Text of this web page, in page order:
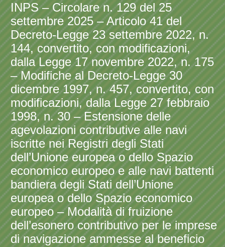
INPS – Circolare n. 129 del 25
settembre 2025 – Articolo 41 del
Decreto-Legge 23 settembre 2022, n.
144, convertito, con modificazioni,
dalla Legge 17 novembre 2022, n. 175
– Modifiche al Decreto-Legge 30
dicembre 1997, n. 457, convertito, con
modificazioni, dalla Legge 27 febbraio
1998, n. 30 – Estensione delle
agevolazioni contributive alle navi
iscritte nei Registri degli Stati
dell’Unione europea o dello Spazio
economico europeo e alle navi battenti
bandiera degli Stati dell’Unione
europea o dello Spazio economico
europeo – Modalità di fruizione
dell’esonero contributivo per le imprese
di navigazione ammesse al beneficio